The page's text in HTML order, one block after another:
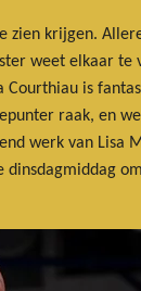
zien krijgen.
weet elkaar te
is
raak, en
werk van Lisa